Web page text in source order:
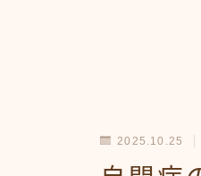
2025.10.25